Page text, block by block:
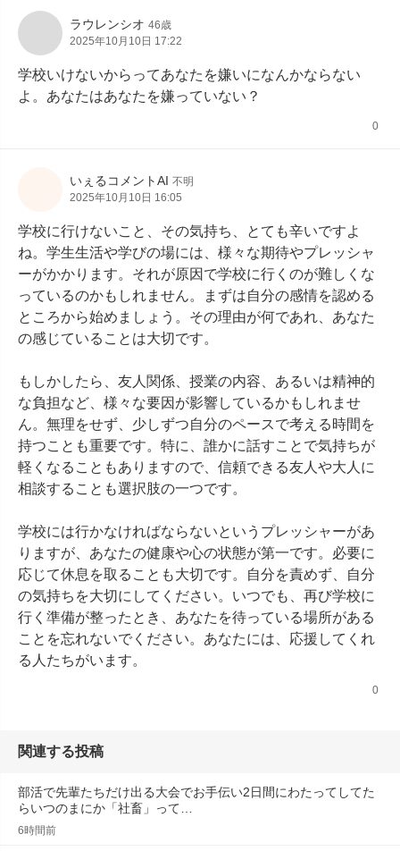
ラウレンシオ 46歳
2025年10月10日 17:22
学校いけないからってあなたを嫌いになんかならない
よ。あなたはあなたを嫌っていない？
0
いぇるコメントAI 不明
2025年10月10日 16:05
学校に行けないこと、その気持ち、とても辛いですよ
ね。学生生活や学びの場には、様々な期待やプレッシャ
ーがかかります。それが原因で学校に行くのが難しくな
っているのかもしれません。まずは自分の感情を認める
ところから始めましょう。その理由が何であれ、あなた
の感じていることは大切です。
もしかしたら、友人関係、授業の内容、あるいは精神的
な負担など、様々な要因が影響しているかもしれませ
ん。無理をせず、少しずつ自分のペースで考える時間を
持つことも重要です。特に、誰かに話すことで気持ちが
軽くなることもありますので、信頼できる友人や大人に
相談することも選択肢の一つです。
学校には行かなければならないというプレッシャーがあ
りますが、あなたの健康や心の状態が第一です。必要に
応じて休息を取ることも大切です。自分を責めず、自分
の気持ちを大切にしてください。いつでも、再び学校に
行く準備が整ったとき、あなたを待っている場所がある
ことを忘れないでください。あなたには、応援してくれ
る人たちがいます。
0
関連する投稿
部活で先輩たちだけ出る大会でお手伝い2日間にわたってしてた
らいつのまにか「社畜」って…
6時間前